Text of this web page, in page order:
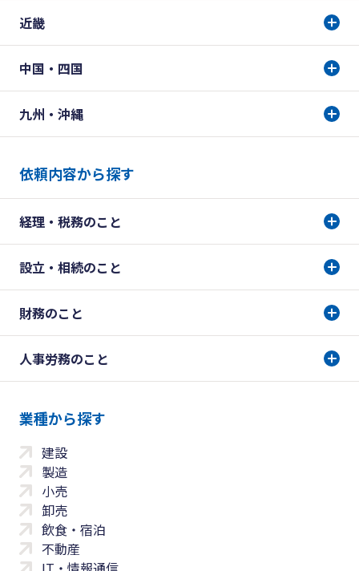
近畿
中国・四国
九州・沖縄
依頼内容から探す
経理・税務のこと
設立・相続のこと
財務のこと
人事労務のこと
業種から探す
建設
製造
小売
卸売
飲食・宿泊
不動産